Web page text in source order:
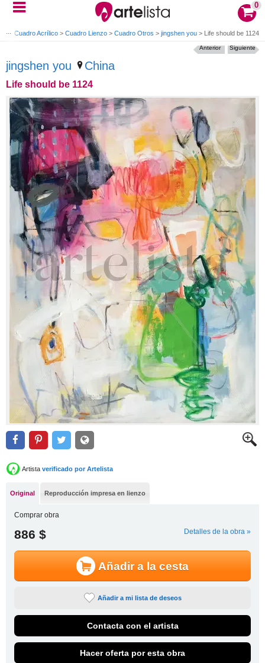
0
> Cuadro Acrílico > Cuadro Lienzo > Cuadro Otros > jingshen you > Life should be 1124
jingshen you China
Life should be 1124
Siguiente
Anterior
Artista verificado por Artelista
Original Reproducción impresa en lienzo
Comprar obra
886 $ Detalles de la obra »
Añadir a la cesta
Añadir a mi lista de deseos
Contacta con el artista
Hacer oferta por esta obra